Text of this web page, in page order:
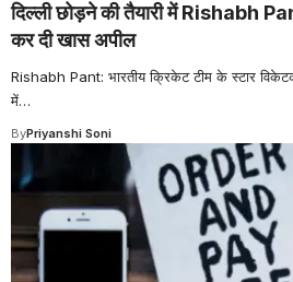
दिल्ली छोड़ने की तैयारी में Rishabh
कर दी खास अपील
Rishabh Pant: भारतीय क्रिकेट टीम के स्टार
में…
ByPriyanshi Soni